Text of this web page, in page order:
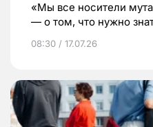
«Мы все носители
— о том, что нужно
08:30 / 17.07.26